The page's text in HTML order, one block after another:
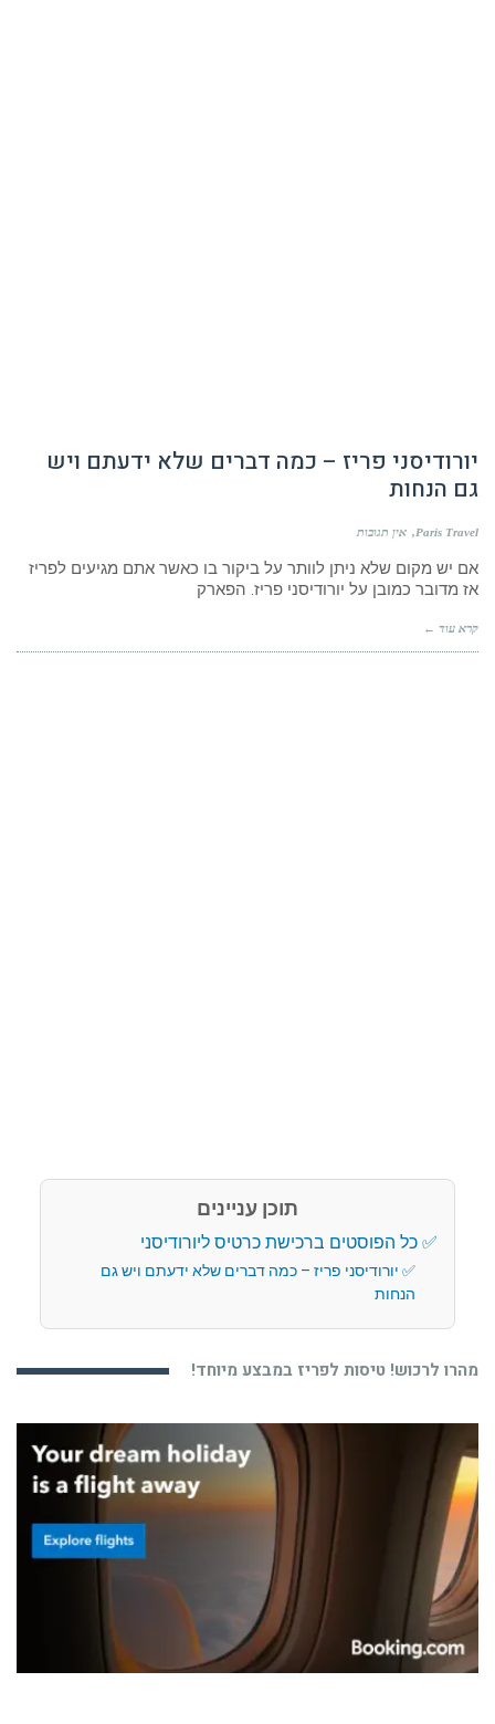
יורודיסני פריז – כמה דברים שלא ידעתם ויש
גם הנחות
Paris Travel אין תגובות
אם יש מקום שלא ניתן לוותר על ביקור בו כאשר אתם מגיעים לפריז
אז מדובר כמובן על יורודיסני פריז. הפארק
קרא עוד ←
תוכן עניינים
כל הפוסטים ברכישת כרטיס ליורודיסני
יורודיסני פריז – כמה דברים שלא ידעתם ויש גם
הנחות
מהרו לרכוש! טיסות לפריז במבצע מיוחד!